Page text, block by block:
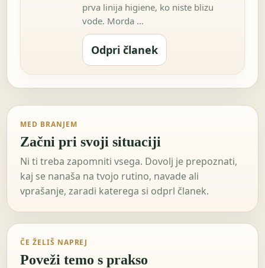
prva linija higiene, ko niste blizu
vode. Morda …
Odpri članek
MED BRANJEM
Začni pri svoji situaciji
Ni ti treba zapomniti vsega. Dovolj je prepoznati,
kaj se nanaša na tvojo rutino, navade ali
vprašanje, zaradi katerega si odprl članek.
ČE ŽELIŠ NAPREJ
Poveži temo s prakso